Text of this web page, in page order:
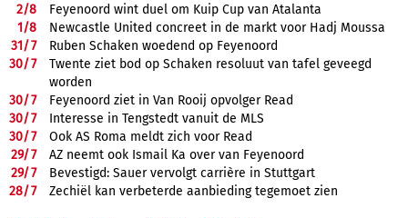
2/8
Feyenoord wint duel om Kuip Cup van Atalanta
1/8
Newcastle United concreet in de markt voor Hadj Moussa
31/7
Ruben Schaken woedend op Feyenoord
30/7
Twente ziet bod op Schaken resoluut van tafel geveegd
worden
30/7
Feyenoord ziet in Van Rooij opvolger Read
30/7
Interesse in Tengstedt vanuit de MLS
30/7
Ook AS Roma meldt zich voor Read
29/7
AZ neemt ook Ismail Ka over van Feyenoord
29/7
Bevestigd: Sauer vervolgt carrière in Stuttgart
28/7 Zechiël kan verbeterde aanbieding tegemoet zien